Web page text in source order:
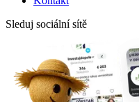
Sleduj sociální sítě